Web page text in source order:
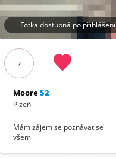
Fotka dostupná po přihlášení
?
Moore52
Plzeň
Mám zájem se poznávat se
všemi